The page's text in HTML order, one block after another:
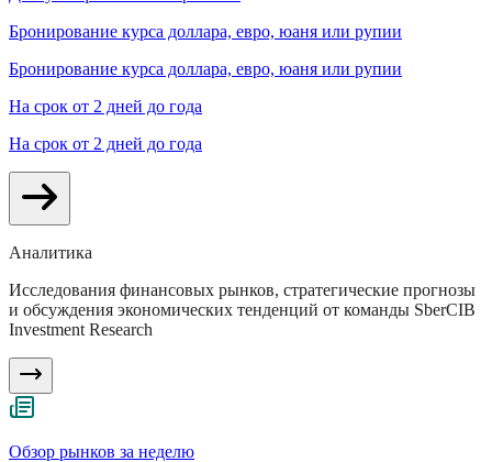
Бронирование курса доллара, евро, юаня или рупии
Бронирование курса доллара, евро, юаня или рупии
На срок от 2 дней до года
На срок от 2 дней до года
Аналитика
Исследования финансовых рынков, стратегические прогнозы
и обсуждения экономических тенденций от команды SberCIB
Investment Research
Обзор рынков за неделю